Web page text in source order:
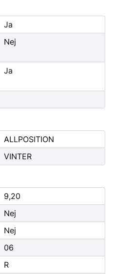
Ja
Nej
Ja
ALLPOSITION
VINTER
9,20
Nej
Nej
06
R